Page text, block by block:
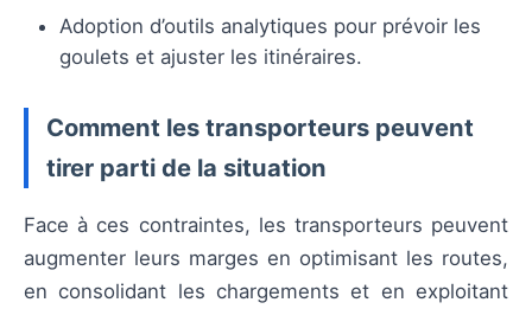
Adoption d’outils analytiques pour prévoir les
goulets et ajuster les itinéraires.
Comment les transporteurs peuvent
tirer parti de la situation
Face à ces contraintes, les transporteurs peuvent
augmenter leurs marges en optimisant les routes,
en consolidant les chargements et en exploitant